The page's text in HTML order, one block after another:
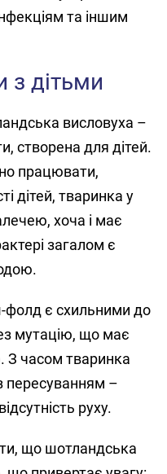
та іншим
з дітьми
висловуха –
створена для дітей.
працювати,
дітей, тваринка у
хоча і має
загалом є
фолд є схильними до
мутацію, що має
З часом тваринка
пересуванням –
руху.
що шотландська